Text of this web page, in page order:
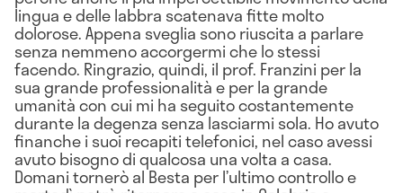
lingua e delle labbra scatenava fitte molto
dolorose. Appena sveglia sono riuscita a parlare
senza nemmeno accorgermi che lo stessi
facendo. Ringrazio, quindi, il prof. Franzini per la
sua grande professionalità e per la grande
umanità con cui mi ha seguito costantemente
durante la degenza senza lasciarmi sola. Ho avuto
finanche i suoi recapiti telefonici, nel caso avessi
avuto bisogno di qualcosa una volta a casa.
Domani tornerò al Besta per l’ultimo controllo e